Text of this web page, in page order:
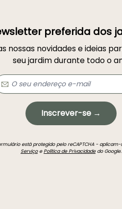
preferida dos
nossas novidades e ideias
seu jardim durante todo o
Inscrever-se →
está protegido pelo reCAPTCHA -
ServiçoePolítica de Privacidadedo Google.